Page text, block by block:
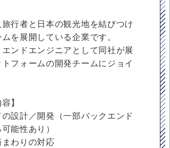
行者と日本の観光地を結びつけ
を展開している企業です。
ンドエンジニアとして同社が展
フォームの開発チームにジョイ
】
の設計／開発（一部バックエンド
能性あり）
まわりの対応